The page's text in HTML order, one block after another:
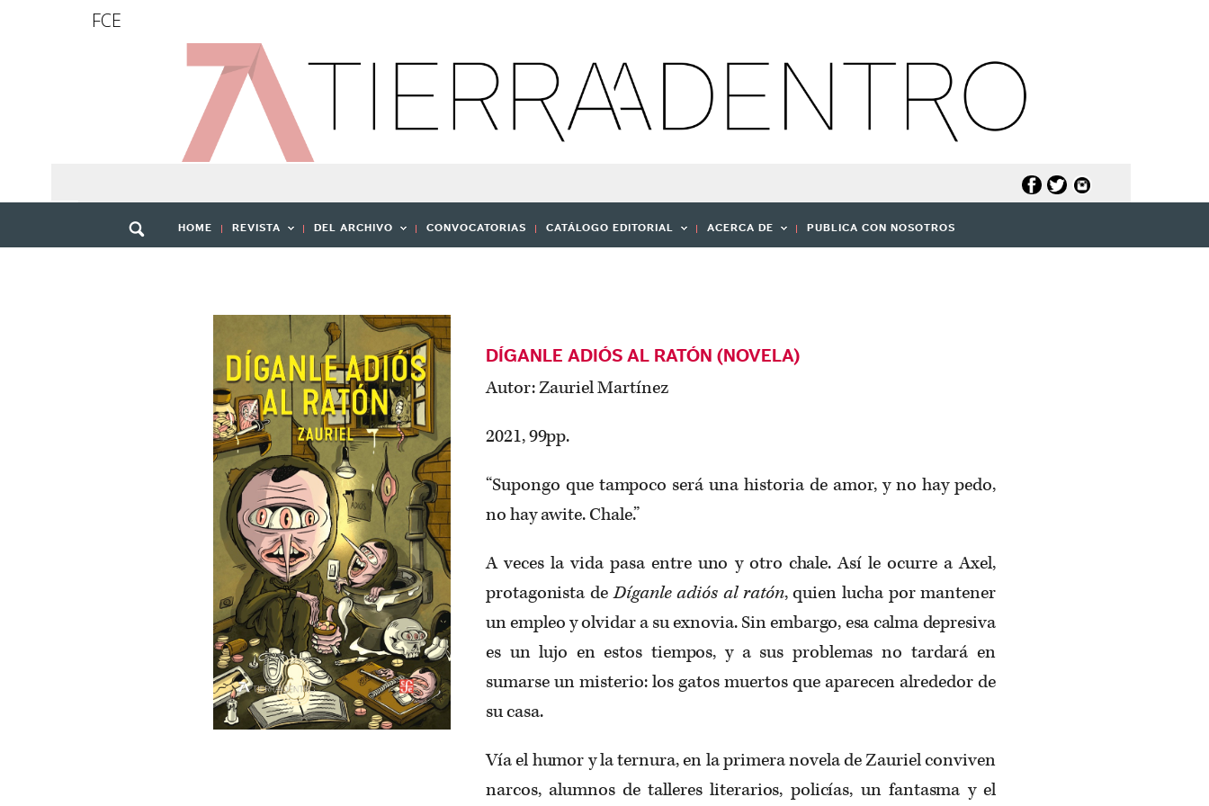
FCE
HOME REVISTA DEL ARCHIVO CONVOCATORIAS CATÁLOGO EDITORIAL ACERCA DE PUBLICA CON NOSOTROS
DÍGANLE ADIÓS AL RATÓN (NOVELA)
Autor: Zauriel Martínez
2021, 99pp.
“Supongo que tampoco será una historia de amor, y no hay pedo,
no hay awite. Chale.”
A veces la vida pasa entre uno y otro chale. Así le ocurre a Axel,
protagonista deDíganle adiós al ratón, quien lucha por mantener
un empleo y olvidar a su exnovia. Sin embargo, esa calma depresiva
es un lujo en estos tiempos, y a sus problemas no tardará en
sumarse un misterio: los gatos muertos que aparecen alrededor de
su casa.
Vía el humor y la ternura, en la primera novela de Zauriel conviven
narcos, alumnos de talleres literarios, policías, un fantasma y el